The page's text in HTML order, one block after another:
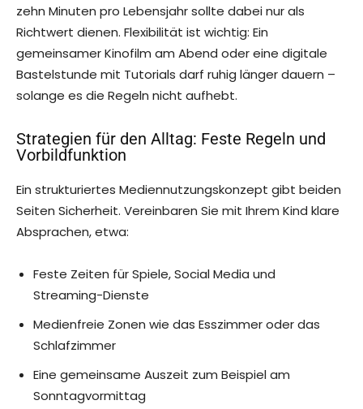
zehn Minuten pro Lebensjahr sollte dabei nur als
Richtwert dienen. Flexibilität ist wichtig: Ein
gemeinsamer Kinofilm am Abend oder eine digitale
Bastelstunde mit Tutorials darf ruhig länger dauern –
solange es die Regeln nicht aufhebt.
Strategien für den Alltag: Feste Regeln und
Vorbildfunktion
Ein strukturiertes Mediennutzungskonzept gibt beiden
Seiten Sicherheit. Vereinbaren Sie mit Ihrem Kind klare
Absprachen, etwa:
Feste Zeiten für Spiele, Social Media und
Streaming-Dienste
Medienfreie Zonen wie das Esszimmer oder das
Schlafzimmer
Eine gemeinsame Auszeit zum Beispiel am
Sonntagvormittag